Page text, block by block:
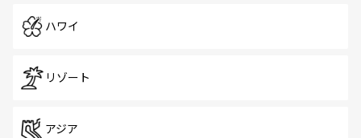
ハワイ
リゾート
アジア